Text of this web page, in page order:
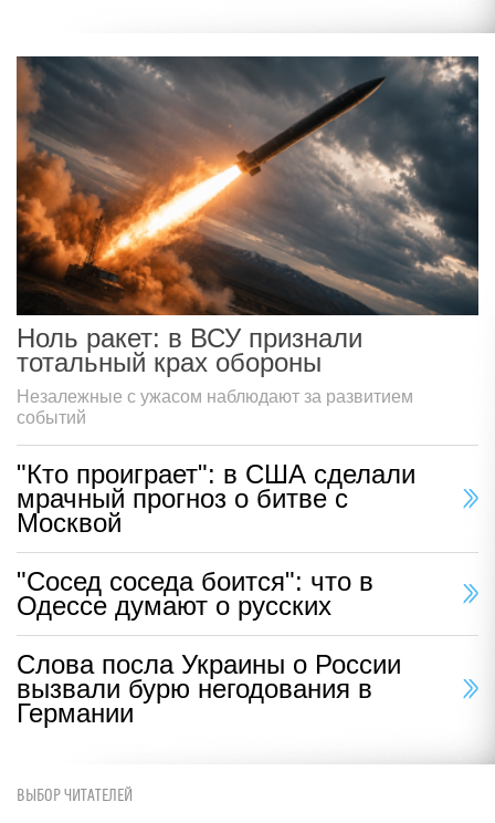
Ноль ракет: в ВСУ признали
тотальный крах обороны
Незалежные с ужасом наблюдают за развитием
событий
"Кто проиграет": в США сделали
мрачный прогноз о битве с
Москвой
"Сосед соседа боится": что в
Одессе думают о русских
Слова посла Украины о России
вызвали бурю негодования в
Германии
ВЫБОР ЧИТАТЕЛЕЙ